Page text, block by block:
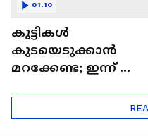
കുട്ടികൾ
കുടയെടുക്കാൻ
മറക്കേണ്ട; ഇന്ന് ഈ
01:10